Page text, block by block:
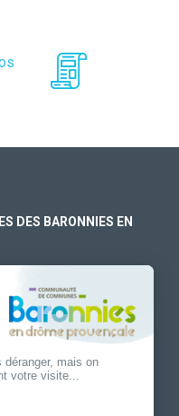
DES BARONNIES EN